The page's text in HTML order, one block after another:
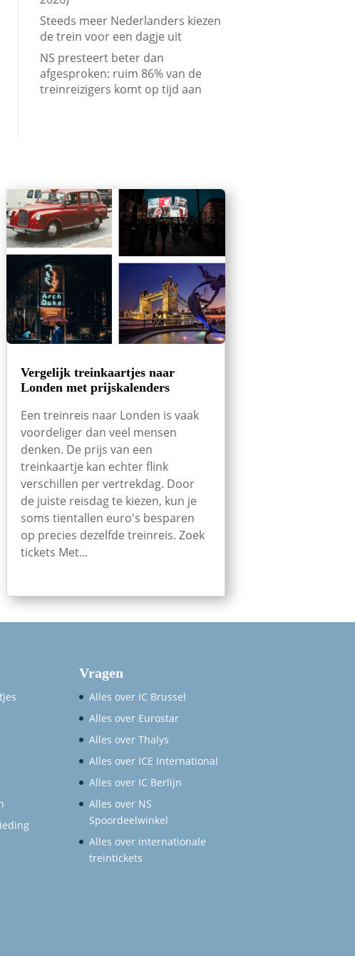
Steeds meer Nederlanders kiezen
de trein voor een dagje uit
NS presteert beter dan
afgesproken: ruim 86% van de
treinreizigers komt op tijd aan
Vergelijk treinkaartjes naar
Londen met prijskalenders
Een treinreis naar Londen is vaak
voordeliger dan veel mensen
denken. De prijs van een
treinkaartje kan echter flink
verschillen per vertrekdag. Door
de juiste reisdag te kiezen, kun je
soms tientallen euro's besparen
op precies dezelfde treinreis. Zoek
tickets Met...
Vragen
Alles over IC Brussel
Alles over Eurostar
Alles over Thalys
Alles over ICE International
Alles over IC Berlijn
Alles over NS
Spoordeelwinkel
Alles over internationale
treintickets